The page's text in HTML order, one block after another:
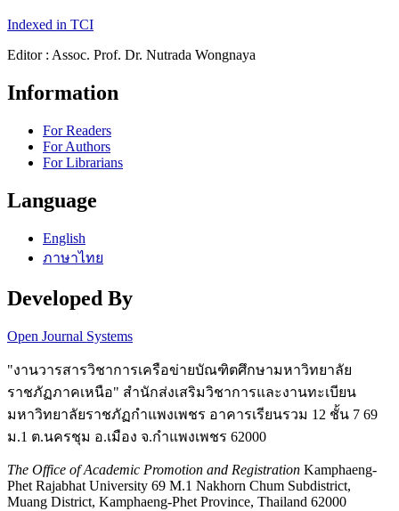
Indexed in TCI
Editor : Assoc. Prof. Dr. Nutrada Wongnaya
Information
For Readers
For Authors
For Librarians
Language
English
ภาษาไทย
Developed By
Open Journal Systems
"งานวารสารวิชาการเครือข่ายบัณฑิตศึกษามหาวิทยาลัย
ราชภัฏภาคเหนือ" สำนักส่งเสริมวิชาการและงานทะเบียน
มหาวิทยาลัยราชภัฏกำแพงเพชร อาคารเรียนรวม 12 ชั้น 7 69
ม.1 ต.นครชุม อ.เมือง จ.กำแพงเพชร 62000
The Office of Academic Promotion and Registration Kamphaeng-
Phet Rajabhat University 69 M.1 Nakhorn Chum Subdistrict,
Muang District, Kamphaeng-Phet Province, Thailand 62000